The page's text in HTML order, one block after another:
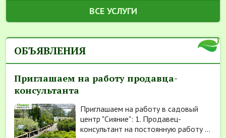
ВСЕ УСЛУГИ
ОБЪЯВЛЕНИЯ
Приглашаем на работу продавца-
консультанта
Приглашаем на работу в садовый
центр "Сияние": 1. Продавец-
консультант на постоянную работу ...